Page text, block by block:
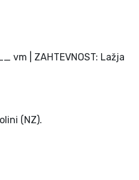
vm | ZAHTEVNOST: Lažja
(NZ).